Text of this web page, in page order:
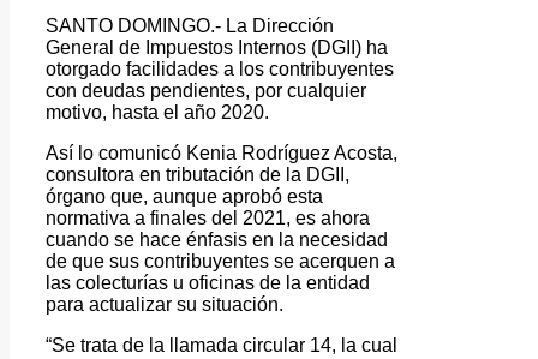
SANTO DOMINGO.- La Dirección
General de Impuestos Internos (DGII) ha
otorgado facilidades a los contribuyentes
con deudas pendientes, por cualquier
motivo, hasta el año 2020.
Así lo comunicó Kenia Rodríguez Acosta,
consultora en tributación de la DGII,
órgano que, aunque aprobó esta
normativa a finales del 2021, es ahora
cuando se hace énfasis en la necesidad
de que sus contribuyentes se acerquen a
las colecturías u oficinas de la entidad
para actualizar su situación.
“Se trata de la llamada circular 14, la cual